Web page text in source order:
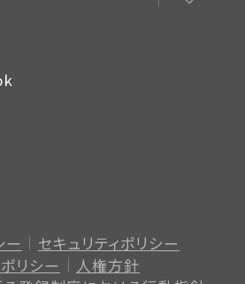
ー
セキュリティポリシー
リシー
人権方針